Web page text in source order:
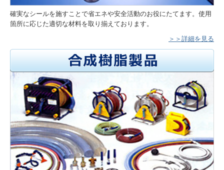
確実なシールを施すことで省エネや安全活動のお役にたてます。使用
箇所に応じた適切な材料を取り揃えております。
＞＞詳細を見る